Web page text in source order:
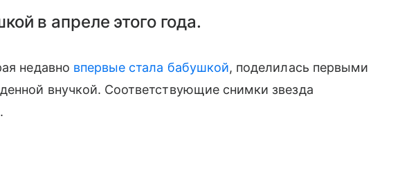
в апреле этого года.
недавно впервые стала бабушкой, поделилась первыми
внучкой. Соответствующие снимки звезда